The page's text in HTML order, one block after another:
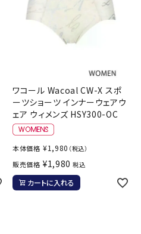
ワコール Wacoal CW-X スポ
ーツショーツ インナーウェアウ
ェア ウィメンズ HSY300-OC
本体価格 ¥1,980 （税込）
販売価格 ¥1,980 税込
カートに入れる